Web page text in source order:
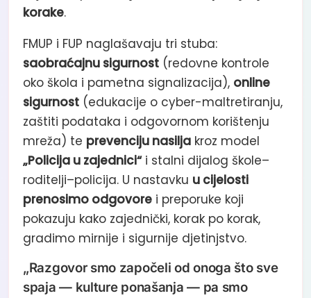
korake.
FMUP i FUP naglašavaju tri stuba:
saobraćajnu sigurnost (redovne kontrole
oko škola i pametna signalizacija), online
sigurnost (edukacije o cyber-maltretiranju,
zaštiti podataka i odgovornom korištenju
mreža) te prevenciju nasilja kroz model
„Policija u zajednici“i stalni dijalog škole–
roditelji–policija. U nastavku u cijelosti
prenosimo odgovore i preporuke koji
pokazuju kako zajednički, korak po korak,
gradimo mirnije i sigurnije djetinjstvo.
„Razgovor smo započeli od onoga što sve
spaja — kulture ponašanja — pa smo